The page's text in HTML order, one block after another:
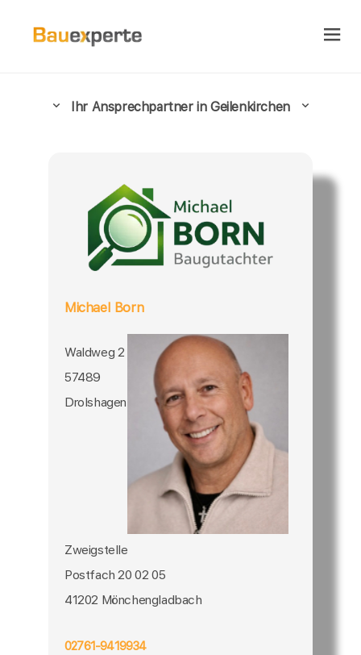
Ihr Ansprechpartner in Geilenkirchen
Michael Born
Waldweg 2
57489
Drolshagen
Zweigstelle
Postfach 20 02 05
41202 Mönchengladbach
02761-9419934